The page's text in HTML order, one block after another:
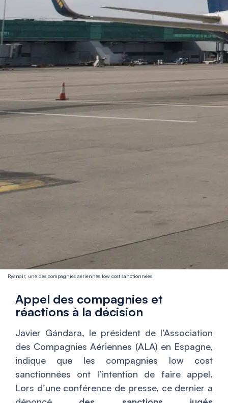
Ryanair, une des compagnies aériennes low cost sanctionnées
Appel des compagnies et
réactions à la décision
Javier Gándara, le président de l’Association
des Compagnies Aériennes (ALA) en Espagne,
indique que les compagnies low cost
sanctionnées ont l’intention de faire appel.
Lors d’une conférence de presse, ce dernier a